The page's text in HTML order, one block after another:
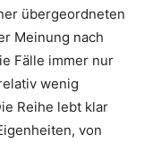
übergeordneten
Meinung nach
Fälle immer nur
wenig
Reihe lebt klar
von